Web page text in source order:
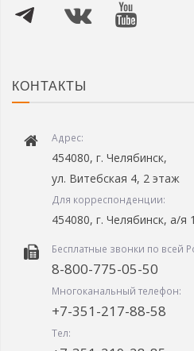
КОНТАКТЫ
Адрес:
454080, г. Челябинск,
ул. Витебская 4, 2 этаж
Для корреспонденции:
454080, г. Челябинск, а/я
Бесплатные звонки по всей
8-800-775-05-50
Многоканальный телефон:
+7-351-217-88-58
Тел: